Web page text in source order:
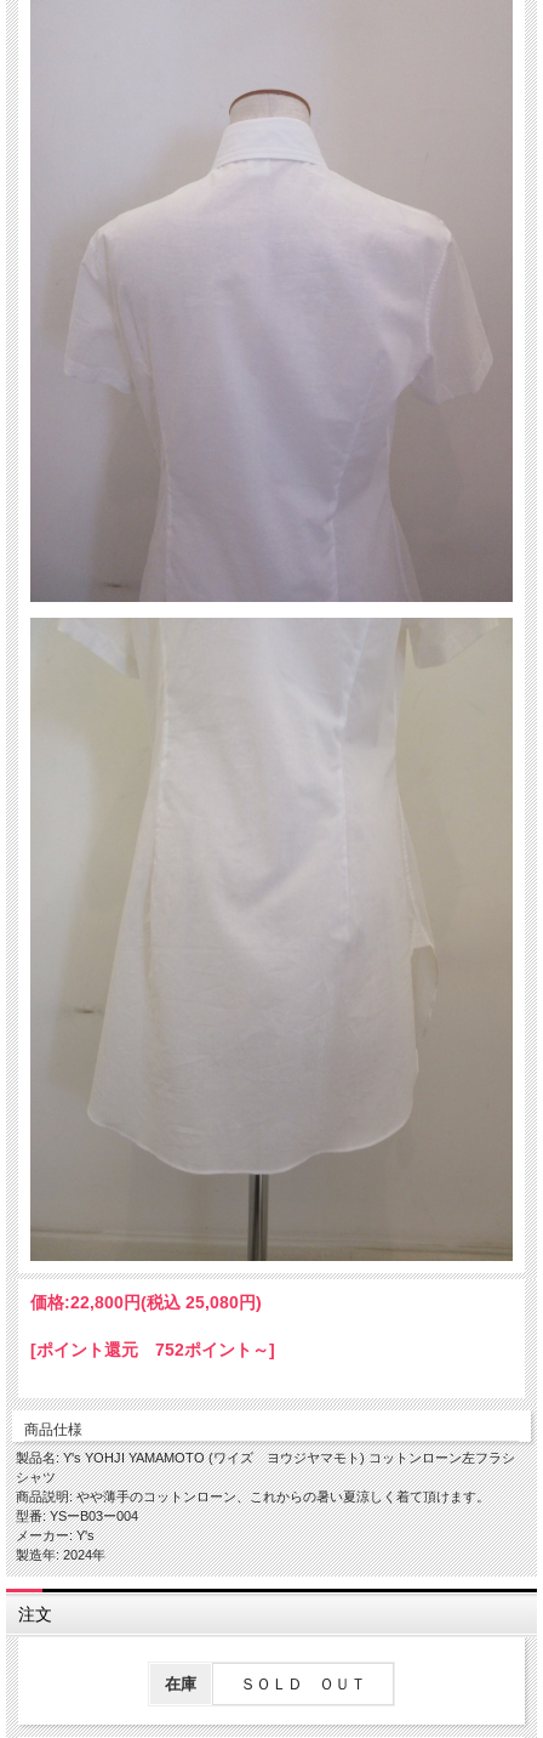
価格:22,800円(税込 25,080円)
[ポイント還元 752ポイント～]
商品仕様
製品名: Y's YOHJI YAMAMOTO (ワイズ ヨウジヤマモト) コットンローン左フラシ
シャツ
商品説明: やや薄手のコットンローン、これからの暑い夏涼しく着て頂けます。
型番: YSーB03ー004
メーカー: Y's
製造年: 2024年
注文
在庫 ＳＯＬＤ ＯＵＴ